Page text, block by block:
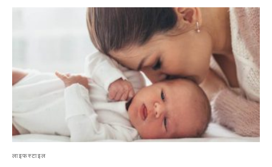
लाइफस्टाइल